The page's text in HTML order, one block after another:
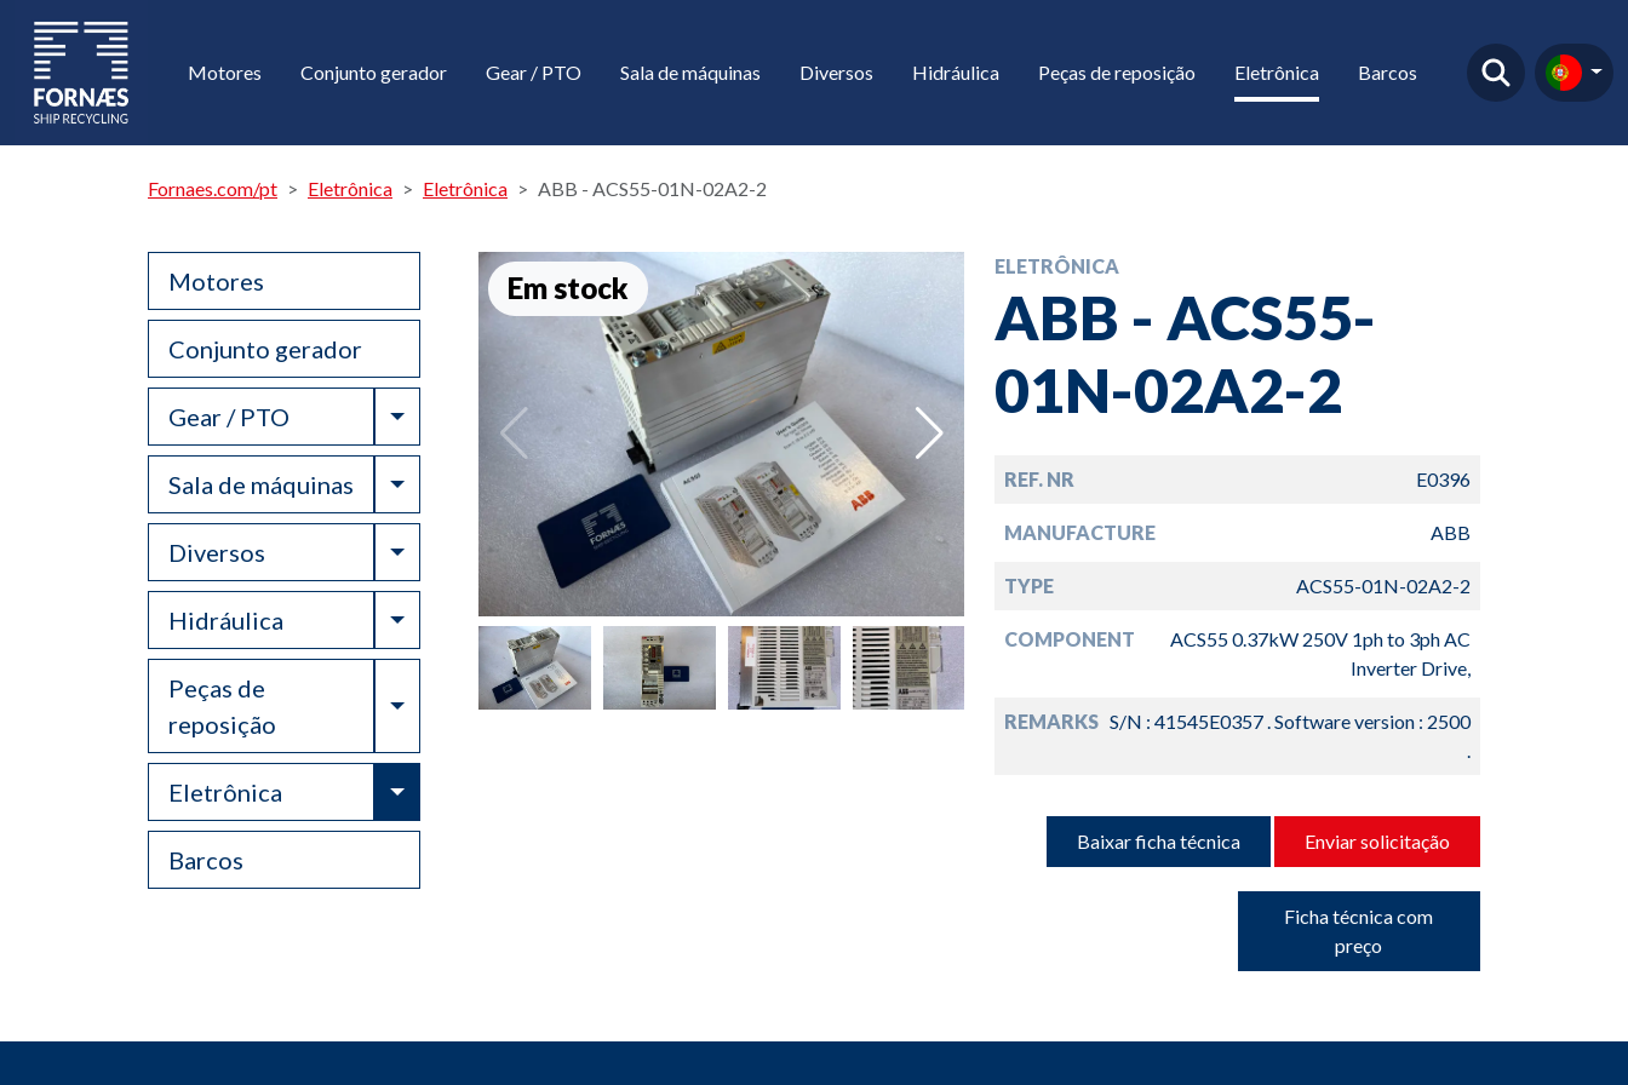
Motores Conjunto gerador Gear / PTO Sala de máquinas Diversos Hidráulica Peças de reposição Eletrônica Barcos
Fornaes.com/pt Eletrônica Eletrônica ABB - ACS55-01N-02A2-2
Motores
Conjunto gerador
Gear / PTO Toggle Dropdown
Sala de máquinas Toggle Dropdown
Diversos Toggle Dropdown
Hidráulica Toggle Dropdown
Peças de
reposição
Toggle Dropdown
Eletrônica Toggle Dropdown
Barcos
Em stock
ELETRÔNICA
ABB - ACS55-
01N-02A2-2
REF. NR E0396
MANUFACTURE ABB
TYPE ACS55-01N-02A2-2
COMPONENT
ACS55 0.37kW 250V 1ph to 3ph AC
Inverter Drive,
REMARKS S/N : 41545E0357 . Software version : 2500
.
Baixar ficha técnica Enviar solicitação
Ficha técnica com
preço